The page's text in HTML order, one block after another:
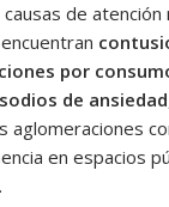
de
por
de ansiedad
aglomeraciones
en espacios